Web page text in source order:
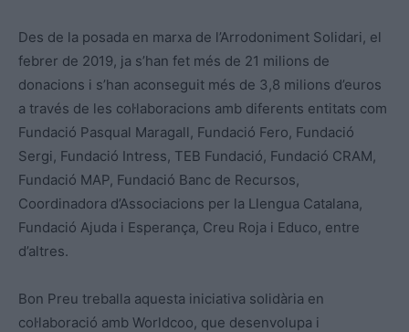
Des de la posada en marxa de l’Arrodoniment Solidari, el
febrer de 2019, ja s’han fet més de 21 milions de
donacions i s’han aconseguit més de 3,8 milions d’euros
a través de les col·laboracions amb diferents entitats com
Fundació Pasqual Maragall, Fundació Fero, Fundació
Sergi, Fundació Intress, TEB Fundació, Fundació CRAM,
Fundació MAP, Fundació Banc de Recursos,
Coordinadora d’Associacions per la Llengua Catalana,
Fundació Ajuda i Esperança, Creu Roja i Educo, entre
d’altres.
Bon Preu treballa aquesta iniciativa solidària en
col·laboració amb Worldcoo, que desenvolupa i